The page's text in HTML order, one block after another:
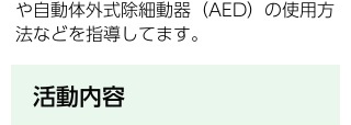
や自動体外式除細動器（AED）の使用方
法などを指導してます。
活動内容